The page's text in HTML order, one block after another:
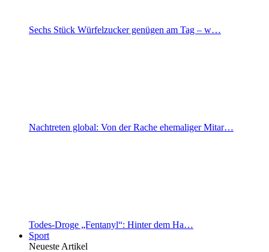
Sechs Stück Würfelzucker genügen am Tag – w…
Nachtreten global: Von der Rache ehemaliger Mitar…
Todes-Droge „Fentanyl“: Hinter dem Ha…
Sport
Neueste Artikel